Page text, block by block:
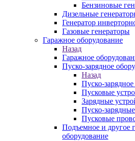
Бензиновые
Дизельные
Генератор
Газовые генераторы
Гаражное оборудование
Назад
Гаражное
Пуско-зарядное
Назад
Пуско-
Пусковые
Зарядные
Пуско-
Пусковые
Подъемное и другое
оборудование